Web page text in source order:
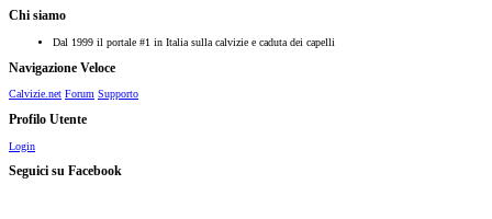
Chi siamo
Dal 1999 il portale #1 in Italia sulla calvizie e caduta dei capelli
Navigazione Veloce
Calvizie.net Forum Supporto
Profilo Utente
Login
Seguici su Facebook